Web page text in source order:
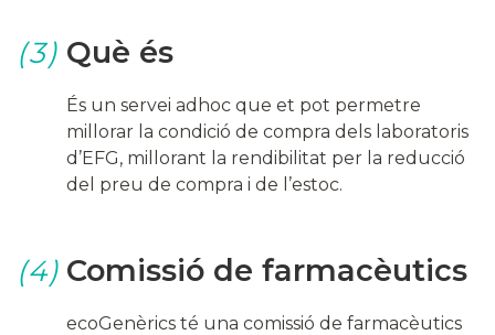
(3) Què és
És un servei adhoc que et pot permetre
millorar la condició de compra dels laboratoris
d’EFG, millorant la rendibilitat per la reducció
del preu de compra i de l’estoc.
(4) Comissió de farmacèutics
ecoGenèrics té una comissió de farmacèutics